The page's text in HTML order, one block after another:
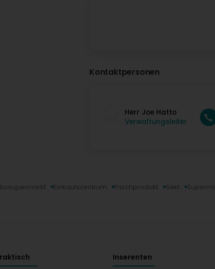
Kontaktpersonen
Herr Joe Hatto
Verwaltungsleiter
Einkaufszentrum Frischprodukt Sekt
Inserenten